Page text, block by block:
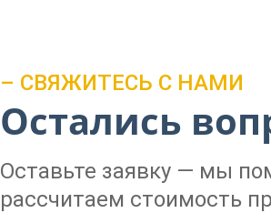
– СВЯЖИТЕСЬ С НАМИ
Остались
Оставьте заявку — мы
рассчитаем стоимость